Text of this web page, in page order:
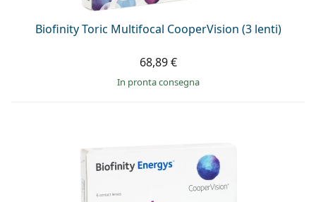
Biofinity Toric Multifocal CooperVision (3 lenti)
68,89 €
in pronta consegna